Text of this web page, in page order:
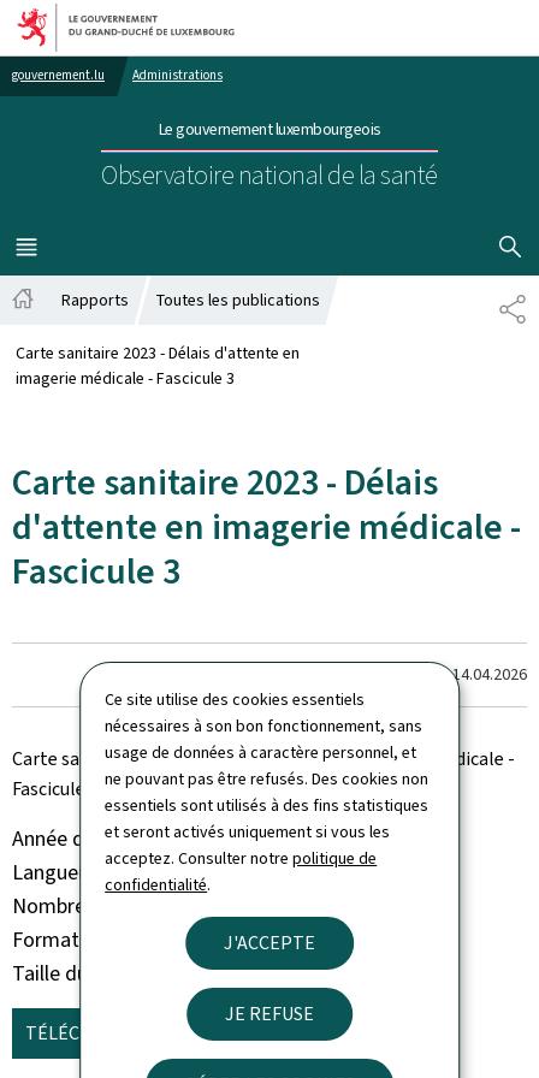
Ce site utilise des cookies essentiels
nécessaires à son bon fonctionnement, sans
usage de données à caractère personnel, et
ne pouvant pas être refusés. Des cookies non
essentiels sont utilisés à des fins statistiques
et seront activés uniquement si vous les
acceptez. Consulter notrepolitique de
confidentialité.
J'ACCEPTE
JE REFUSE
Aller au menu principal
Aller au contenu
gouvernement.lu Administrations
Le gouvernement luxembourgeois
Observatoire national de la santé
MENU
PRINCIPAL
Rapports Toutes les publications
Carte sanitaire 2023 - Délais d'attente en
imagerie médicale - Fascicule 3
Carte sanitaire 2023 - Délais
d'attente en imagerie médicale -
Fascicule 3
Dernière modification le14.04.2026
Carte sanitaire 2023 - Délais d'attente en imagerie médicale -
Fascicule 3
Année de parution 2024
Langue(s)
Français
Nombre de pages
Format du document
Pdf
Taille du fichier
2,28 Mo
TÉLÉCHARGER (FR, PDF - 2,28 MO)